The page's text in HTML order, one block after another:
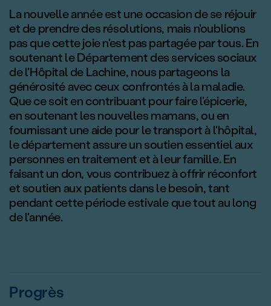
La nouvelle année est une occasion de se réjouir
et de prendre des résolutions, mais n'oublions
pas que cette joie n'est pas partagée par tous. En
soutenant le Département des services sociaux
de l'Hôpital de Lachine, nous partageons la
générosité avec ceux confrontés à la maladie.
Que ce soit en contribuant pour faire l’épicerie,
en soutenant les nouvelles mamans, ou en
fournissant une aide pour le transport à l'hôpital,
le département assure un soutien essentiel aux
personnes en traitement et à leur famille. En
faisant un don, vous contribuez à offrir réconfort
et soutien aux patients dans le besoin, tant
pendant cette période estivale que tout au long
de l'année.
Progrès